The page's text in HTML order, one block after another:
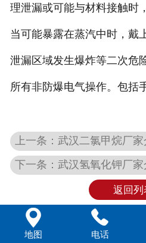
理泄漏或可能与材料接触时
当可能暴露在蒸汽中时，戴
泄漏区域发生爆炸等二次危
所有非防爆电气操作。包括
上一条：武汉二氯甲烷厂
下一条：武汉氢氧化钾厂
返回列

地图

电话